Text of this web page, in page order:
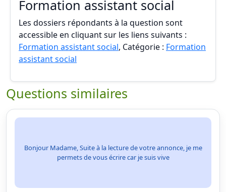
Formation assistant social
Les dossiers répondants à la question sont
accessible en cliquant sur les liens suivants :
Formation assistant social, Catégorie : Formation
assistant social
Questions similaires
Bonjour Madame, Suite à la lecture de votre annonce, je me
permets de vous écrire car je suis vive